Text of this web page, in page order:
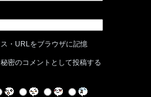
・URLをブラウザに記憶
密のコメントとして投稿する